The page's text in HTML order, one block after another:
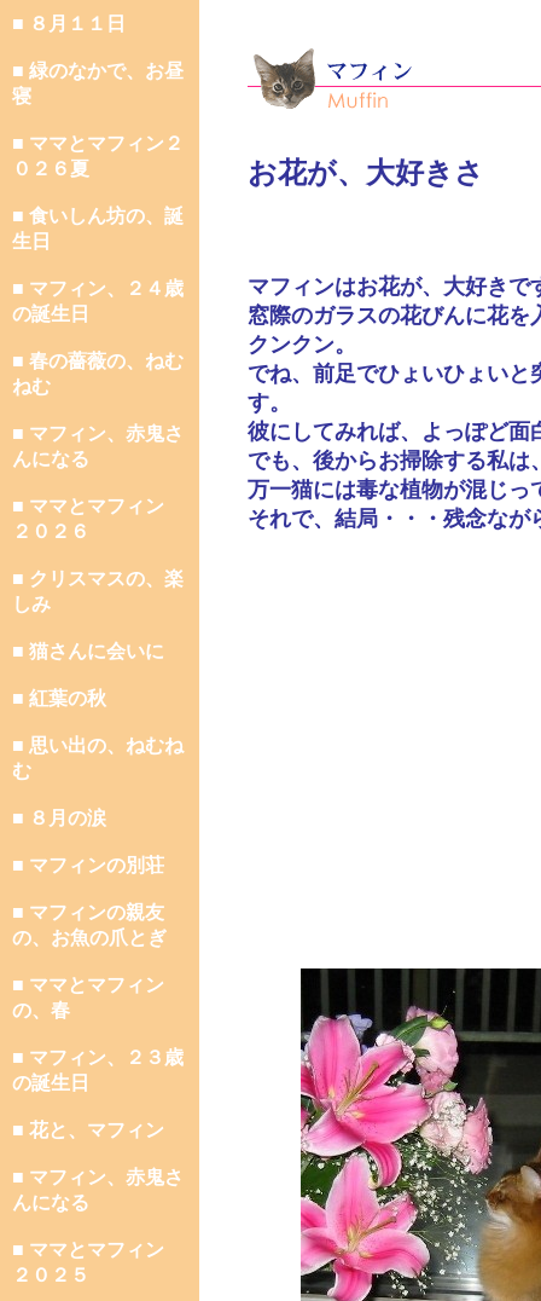
■ ８月１１日
■ 緑のなかで、お昼
寝
■ ママとマフィン２
０２６夏
■ 食いしん坊の、誕
生日
■ マフィン、２４歳
の誕生日
■ 春の薔薇の、ねむ
ねむ
■ マフィン、赤鬼さ
んになる
■ ママとマフィン
２０２６
■ クリスマスの、楽
しみ
■ 猫さんに会いに
■ 紅葉の秋
■ 思い出の、ねむね
む
■ ８月の涙
■ マフィンの別荘
■ マフィンの親友
の、お魚の爪とぎ
■ ママとマフィン
の、春
■ マフィン、２３歳
の誕生日
■ 花と、マフィン
■ マフィン、赤鬼さ
んになる
■ ママとマフィン
２０２５
お花が、大好きさ
マフィンはお花が、大好きで
窓際のガラスの花びんに花
クンクン。
でね、前足でひょいひょい
す。
彼にしてみれば、よっぽど面
でも、後からお掃除する私は
万一猫には毒な植物が混じっ
それで、結局・・・残念な